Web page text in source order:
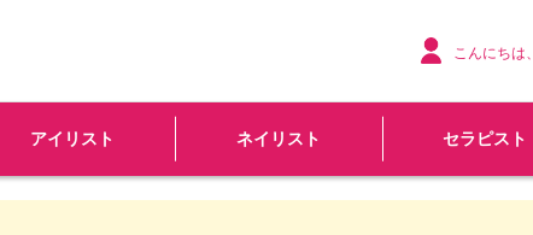
こんにちは、
アイリスト ネイリスト セラピスト